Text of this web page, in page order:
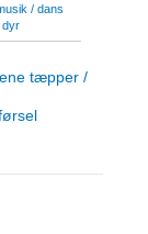
/ dans
dyr
tæpper /